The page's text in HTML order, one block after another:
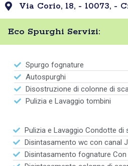
Via Corio, 18, - 10073, -
Eco Spurghi Servizi:
Spurgo fognature
Autospurghi
Disostruzione di colonne di
Pulizia e Lavaggio tombini
Pulizia e Lavaggio Condotte di
Disintasamento wc con canal
Disintasamento fognature